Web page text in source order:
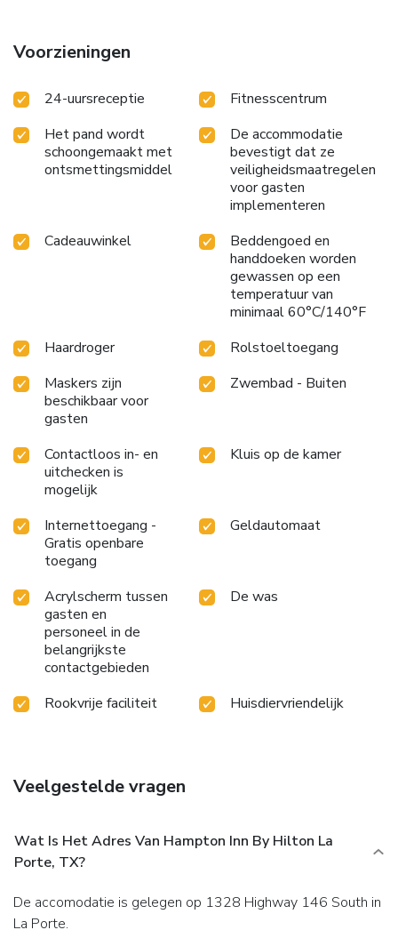
Voorzieningen
24-uursreceptie
Fitnesscentrum
Het pand wordt
schoongemaakt met
ontsmettingsmiddel
De accommodatie
bevestigt dat ze
veiligheidsmaatregelen
voor gasten
implementeren
Cadeauwinkel
Beddengoed en
handdoeken worden
gewassen op een
temperatuur van
minimaal 60°C/140°F
Haardroger
Rolstoeltoegang
Maskers zijn
beschikbaar voor
gasten
Zwembad - Buiten
Contactloos in- en
uitchecken is
mogelijk
Kluis op de kamer
Internettoegang -
Gratis openbare
toegang
Geldautomaat
Acrylscherm tussen
gasten en
personeel in de
belangrijkste
contactgebieden
De was
Rookvrije faciliteit Huisdiervriendelijk
Veelgestelde vragen
Wat Is Het Adres Van Hampton Inn By Hilton La
Porte, TX?
De accomodatie is gelegen op 1328 Highway 146 South in
La Porte.